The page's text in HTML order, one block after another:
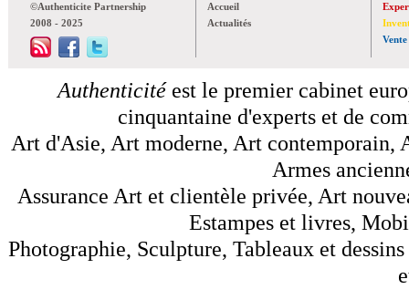
©Authenticite Partnership
2008 - 2025
Accueil
Actualités
Vente
Authenticitéest le premier cabinet
cinquantaine d'experts et de
Art d'Asie, Art moderne, Art contemporain,
Armes
Assurance Art et clientèle privée, Art
Estampes et livres,
Photographie, Sculpture, Tableaux et